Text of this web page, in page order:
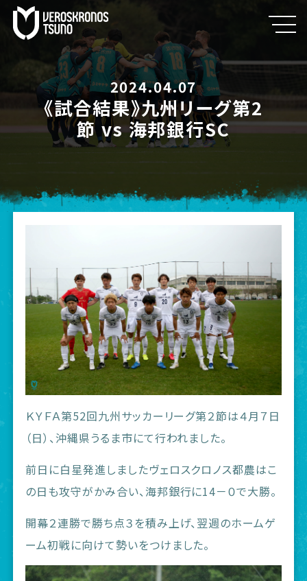
2024.04.07
《試合結果》九州リーグ第2
節 vs 海邦銀行SC
ＫＹＦＡ第52回九州サッカーリーグ第２節は４月７日
（日）、沖縄県うるま市にて行われました。
前日に白星発進しましたヴェロスクロノス都農はこ
の日も攻守がかみ合い、海邦銀行に14－０で大勝。
開幕２連勝で勝ち点３を積み上げ、翌週のホームゲ
ーム初戦に向けて勢いをつけました。